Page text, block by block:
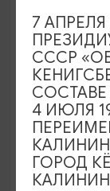
КОНЦЕРТЫ
7
СССР
4 ИЮЛЯ
ГОРОД